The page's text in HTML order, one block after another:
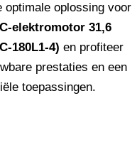
optimale oplossing voor
elektromotor 31,6
180L1-4) en profiteer
prestaties en een
toepassingen.